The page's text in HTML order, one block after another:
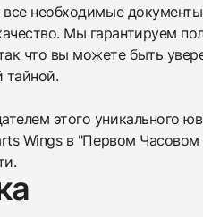
все необходимые
Мы гарантируем
что вы можете быть
тайной.
этого уникального
Wings в "Первом Часовом